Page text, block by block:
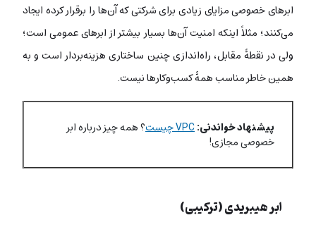
ابرهای خصوصی مزایای زیادی برای شرکتی که آن‌ها را برقرار کرده ایجاد
می‌کنند؛ مثلاً اینکه امنیت آن‌ها بسیار بیشتر از ابرهای عمومی است؛
ولی در نقطۀ مقابل، راه‌اندازی چنین ساختاری هزینه‌بردار است و به
همین خاطر مناسب همۀ کسب‌وکارها نیست.
پیشنهاد خواندنی:VPC چیست ؟ همه‌ چیز درباره ابر
خصوصی مجازی!
ابر هیبریدی (ترکیبی)